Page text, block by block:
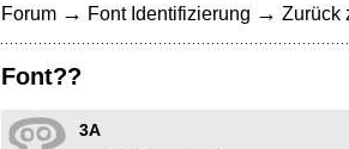
Forum → Font Identifizierung → Zurück
Font??
3A